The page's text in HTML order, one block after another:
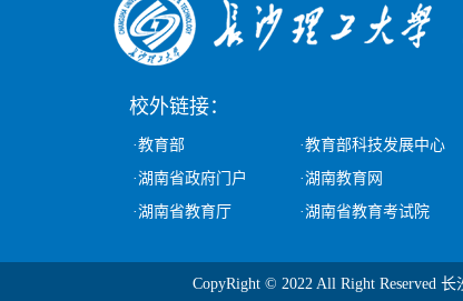
校外链接：
·教育部
·教育部科技发展中心
·湖南省政府门户
·湖南教育网
·湖南省教育厅
·湖南省教育考试院
CopyRight © 2022 All Right Reserved